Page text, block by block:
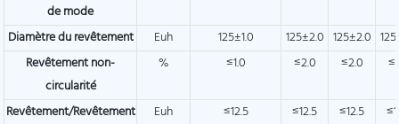
de mode
Diamètre du revêtement Euh 125±1.0 125±2.0 125±2.0
Revêtement non-
circularité
% ≤1.0 ≤2.0 ≤2.0
Revêtement/Revêtement Euh ≤12.5 ≤12.5 ≤12.5